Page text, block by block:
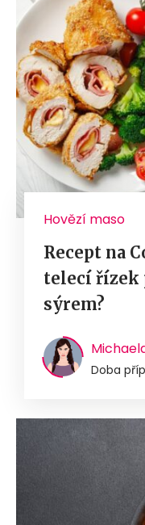
Hovězí maso
Recept na
telecí řízek
sýrem?
Doba